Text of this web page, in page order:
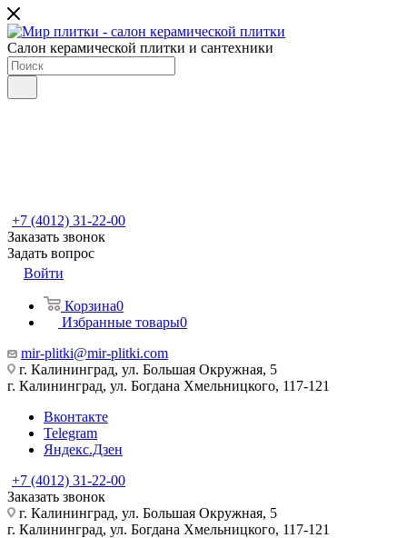
Салон керамической плитки и сантехники
+7 (4012) 31-22-00
Заказать звонок
Задать вопрос
Войти
Корзина0
Избранные товары0
mir-plitki@mir-plitki.com
г. Калининград, ул. Большая Окружная, 5
г. Калининград, ул. Богдана Хмельницкого, 117-121
Вконтакте
Telegram
Яндекс.Дзен
+7 (4012) 31-22-00
Заказать звонок
г. Калининград, ул. Большая Окружная, 5
г. Калининград, ул. Богдана Хмельницкого, 117-121